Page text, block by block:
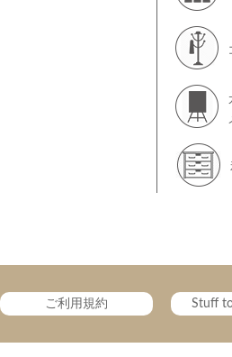
ご利用規約 Stuff